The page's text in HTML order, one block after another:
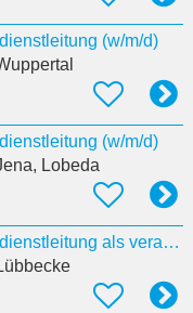
(w/m/d)
(w/m/d)
Lobeda
Stellvertretende Pflegedienstleitung als verantwortliche:r Pflegeprozesskoordinator:in (w/m/d)